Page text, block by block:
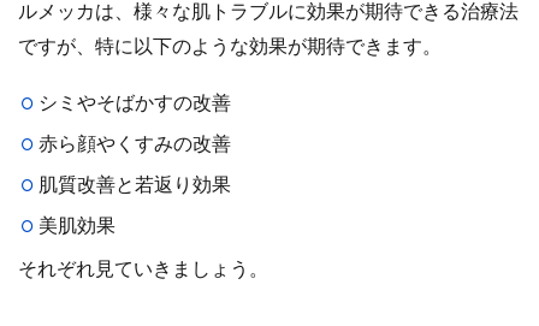
ルメッカは、様々な肌トラブルに効果が期待できる治療法
ですが、特に以下のような効果が期待できます。
シミやそばかすの改善
赤ら顔やくすみの改善
肌質改善と若返り効果
美肌効果
それぞれ見ていきましょう。